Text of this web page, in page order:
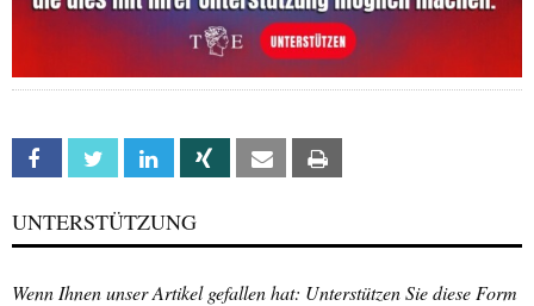
Facebook Twitter Linkedin Xing Email
UNTERSTÜTZUNG
Wenn Ihnen unser Artikel gefallen hat: Unterstützen Sie diese Form